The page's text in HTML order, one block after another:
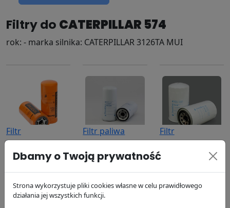
Filtry do CATERPILLAR 574
rok: - marka silnika: CATERPILLAR 3126TA MUI
Filtr
hydrauliczny
P164378
Filtr paliwa
P551315
Donaldson
Filtr
hydrauliczny
P551348
85.49 zł
Dbamy o Twoją prywatność
Strona wykorzystuje pliki cookies własne w celu prawidłowego
działania jej wszystkich funkcji.